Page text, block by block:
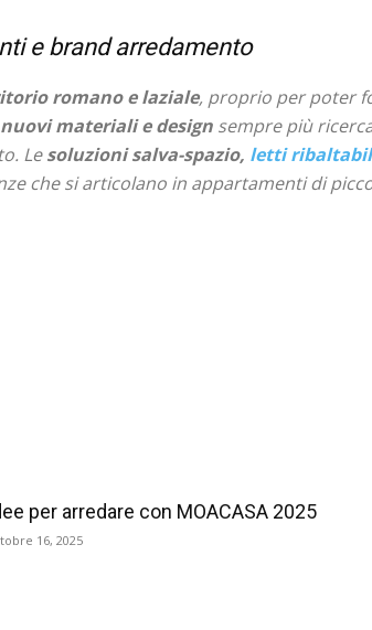
e brand arredamento
romano e laziale, proprio per poter
nuovi materiali e designsempre più
Lesoluzioni salva-spazio, letti
che si articolano in appartamenti di
per arredare con MOACASA 2025
16, 2025